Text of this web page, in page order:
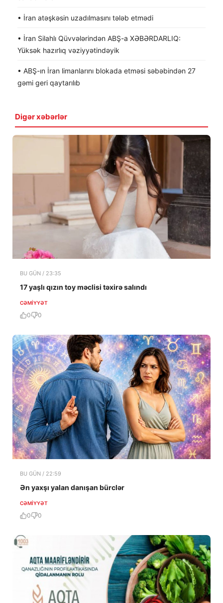
• İran atəşkəsin uzadılmasını tələb etmədi
• İran Silahlı Qüvvələrindən ABŞ-a XƏBƏRDARLIQ:
Yüksək hazırlıq vəziyyətindəyik
• ABŞ-ın İran limanlarını blokada etməsi səbəbindən 27
gəmi geri qaytarılıb
Digər xəbərlər
BU GÜN / 23:35
17 yaşlı qızın toy məclisi təxirə salındı
CƏMIYYƏT
0 0
BU GÜN / 22:59
Ən yaxşı yalan danışan bürclər
CƏMIYYƏT
0 0